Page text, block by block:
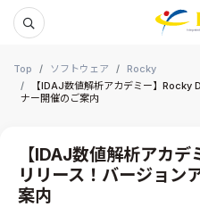
Top ソフトウェア
Rocky
【IDAJ数値解析アカデミー】Rocky
ナー開催のご案内
【IDAJ数値解析アカ
リリース！バージョン
案内